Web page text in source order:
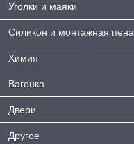
Уголки и маяки
Силикон и монтажная пена
Химия
Bагонка
Двери
Другое